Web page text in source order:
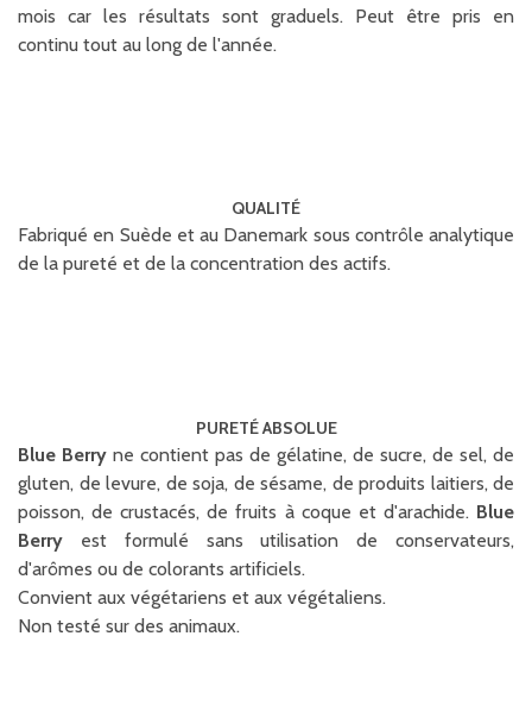
mois car les résultats sont graduels. Peut être pris en
continu tout au long de l'année.
QUALITÉ
Fabriqué en Suède et au Danemark sous contrôle analytique
de la pureté et de la concentration des actifs.
PURETÉ ABSOLUE
Blue Berry ne contient pas de gélatine, de sucre, de sel, de
gluten, de levure, de soja, de sésame, de produits laitiers, de
poisson, de crustacés, de fruits à coque et d'arachide. Blue
Berry est formulé sans utilisation de conservateurs,
d'arômes ou de colorants artificiels.
Convient aux végétariens et aux végétaliens.
Non testé sur des animaux.